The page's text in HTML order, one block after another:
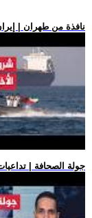
.. نافذة من طهران |
.. جولة الصحافة |